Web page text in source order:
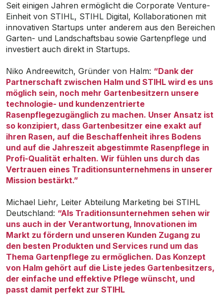
Seit einigen Jahren ermöglicht die Corporate Venture-
Einheit von STIHL, STIHL Digital, Kollaborationen mit
innovativen Startups unter anderem aus den Bereichen
Garten- und Landschaftsbau sowie Gartenpflege und
investiert auch direkt in Startups.
Niko Andreewitch, Gründer von Halm: “Dank der
Partnerschaft zwischen Halm und STIHL wird es uns
möglich sein, noch mehr Gartenbesitzern unsere
technologie- und kundenzentrierte
Rasenpflegezugänglich zu machen. Unser Ansatz ist
so konzipiert, dass Gartenbesitzer eine exakt auf
ihren Rasen, auf die Beschaffenheit ihres Bodens
und auf die Jahreszeit abgestimmte Rasenpflege in
Profi-Qualität erhalten. Wir fühlen uns durch das
Vertrauen eines Traditionsunternehmens in unserer
Mission bestärkt.”
Michael Liehr, Leiter Abteilung Marketing bei STIHL
Deutschland: “Als Traditionsunternehmen sehen wir
uns auch in der Verantwortung, Innovationen im
Markt zu fördern und unseren Kunden Zugang zu
den besten Produkten und Services rund um das
Thema Gartenpflege zu ermöglichen. Das Konzept
von Halm gehört auf die Liste jedes Gartenbesitzers,
der einfache und effektive Pflege wünscht, und
passt damit perfekt zur STIHL